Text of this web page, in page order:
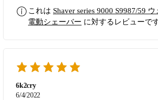
これは Shaver series 9000 S9987/59
電動シェーバー に対するレビューで
6k2cry
6/4/2022